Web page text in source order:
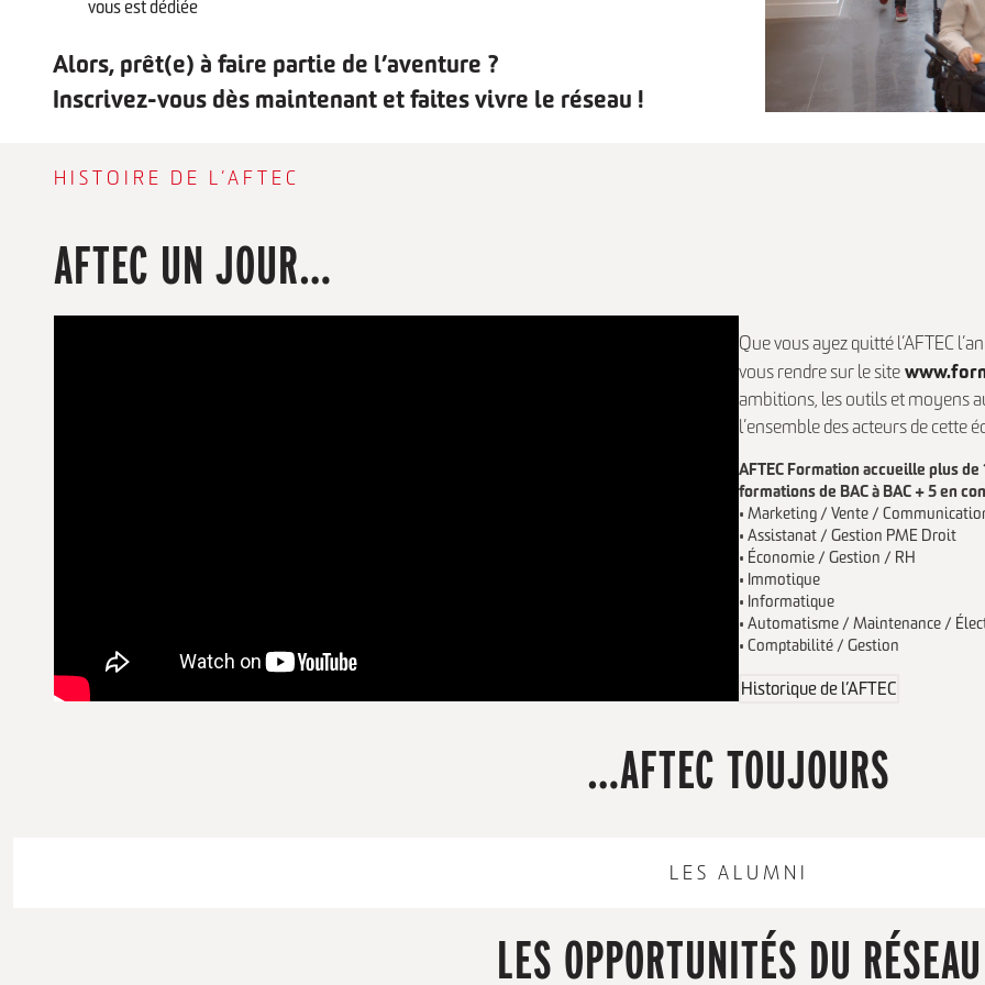
vous est dédiée
Alors, prêt(e) à faire partie de l’aventure ?
Inscrivez-vous dès maintenant et faites vivre le réseau !
HISTOIRE DE L’AFTEC
AFTEC UN JOUR…
Que vous ayez quitté l’AFTEC
vous rendre sur le site
ambitions, les outils et moyens
l’ensemble des acteurs de cette
AFTEC Formation accueille plus
formations de BAC à BAC + 5 en
• Marketing / Vente /
• Assistanat / Gestion PME Droit
• Économie / Gestion / RH
• Immotique
• Informatique
• Automatisme / Maintenance /
• Comptabilité / Gestion
Historique de l’AFTEC
…AFTEC TOUJOURS
LES ALUMNI
LES OPPORTUNITÉS DU RÉSEAU